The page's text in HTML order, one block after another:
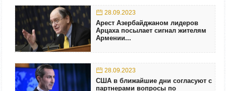
28.09.2023
Арест Азербайджаном лидеров
Арцаха посылает сигнал жителям
Армении...
28.09.2023
США в ближайшие дни согласуют с
партнерами вопросы по